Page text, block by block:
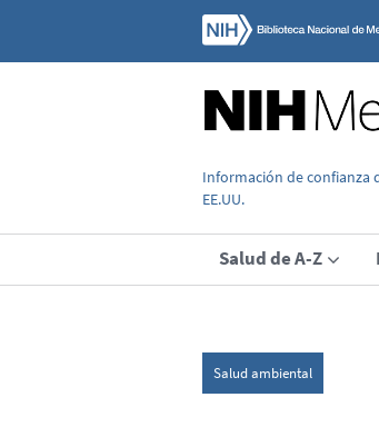
Información de confianza
EE.UU.
Salud de A-Z
Salud ambiental